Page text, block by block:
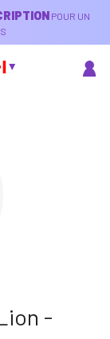
POUR UN
-